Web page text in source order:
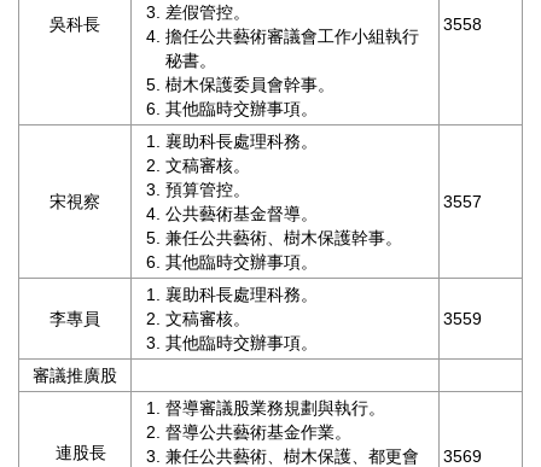
廉
政
吳科長
差假管控。
擔任公共藝術審議會工作小組執行
秘書。
樹木保護委員會幹事。
其他臨時交辦事項。
3558
宋視察
襄助科長處理科務。
文稿審核。
預算管控。
公共藝術基金督導。
兼任公共藝術、樹木保護幹事。
其他臨時交辦事項。
3557
李專員
襄助科長處理科務。
文稿審核。
其他臨時交辦事項。
3559
審議推廣股
連股長
督導審議股業務規劃與執行。
督導公共藝術基金作業。
兼任公共藝術、樹木保護、都更會
3569